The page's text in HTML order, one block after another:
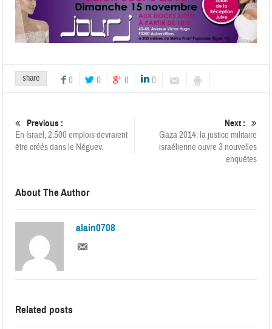
share 0 0 0 0
Previous :
En Israël, 2.500 emplois devraient
être créés dans le Néguev.
Next :
Gaza 2014: la justice militaire
israélienne ouvre 3 nouvelles
enquêtes
About The Author
alain0708
Related posts